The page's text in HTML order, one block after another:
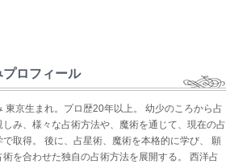
ロフィール
東京生まれ。プロ歴20年以上。 幼少のころから占
しみ、様々な占術方法や、魔術を通じて、現在の占
で取得。 後に、占星術、魔術を本格的に学び、 願
術を合わせた独自の占術方法を展開する。 西洋占